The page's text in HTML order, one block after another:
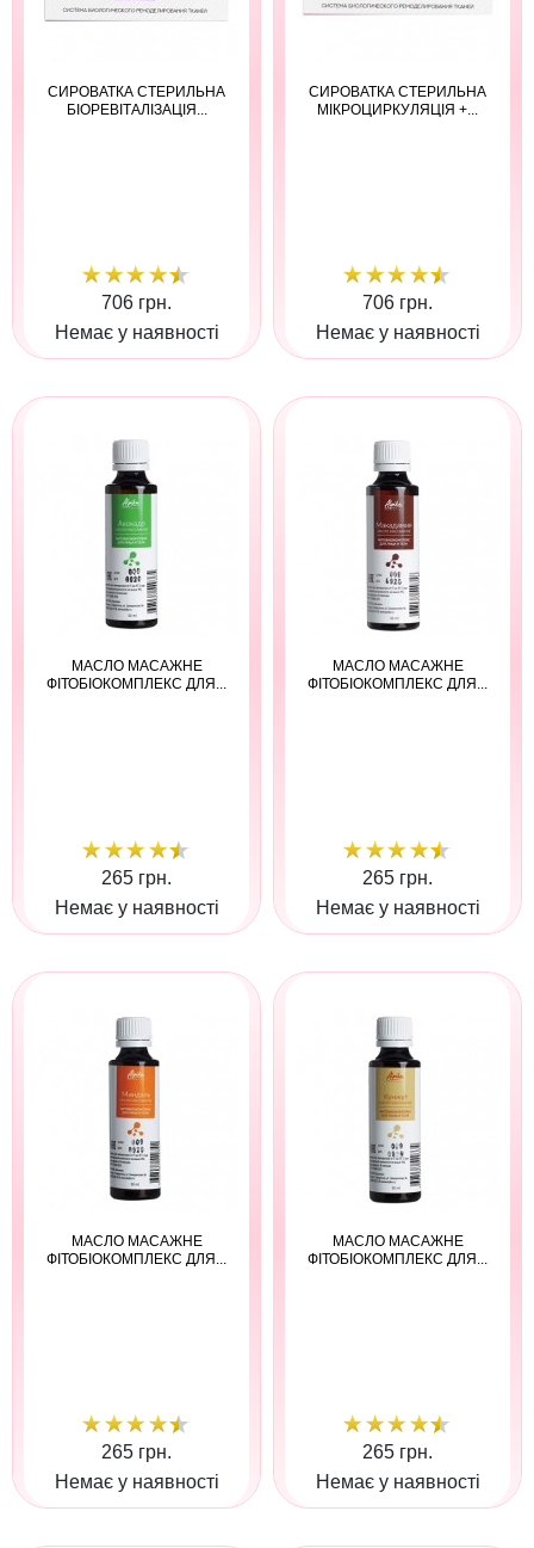
СИРОВАТКА СТЕРИЛЬНА
БІОРЕВІТАЛІЗАЦІЯ...
706 грн.
Немає у наявності
СИРОВАТКА СТЕРИЛЬНА
МІКРОЦИРКУЛЯЦІЯ +...
706 грн.
Немає у наявності
МАСЛО МАСАЖНЕ
ФІТОБІОКОМПЛЕКС ДЛЯ...
265 грн.
Немає у наявності
МАСЛО МАСАЖНЕ
ФІТОБІОКОМПЛЕКС ДЛЯ...
265 грн.
Немає у наявності
МАСЛО МАСАЖНЕ
ФІТОБІОКОМПЛЕКС ДЛЯ...
265 грн.
Немає у наявності
МАСЛО МАСАЖНЕ
ФІТОБІОКОМПЛЕКС ДЛЯ...
265 грн.
Немає у наявності